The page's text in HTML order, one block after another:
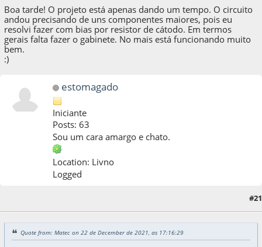
Boa tarde! O projeto está apenas dando um tempo. O circuito
andou precisando de uns componentes maiores, pois eu
resolvi fazer com bias por resistor de cátodo. Em termos
gerais falta fazer o gabinete. No mais está funcionando muito
bem.
:)
estomagado
Iniciante
Posts: 63
Sou um cara amargo e chato.
Location: Livno
Logged
#21
Quote from: Matec on 22 de December de 2021, as 17:16:29